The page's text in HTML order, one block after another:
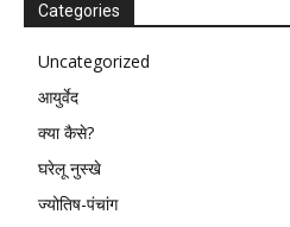
Categories
Uncategorized
आयुर्वेद
क्या कैसे?
घरेलू नुस्खे
ज्योतिष-पंचांग